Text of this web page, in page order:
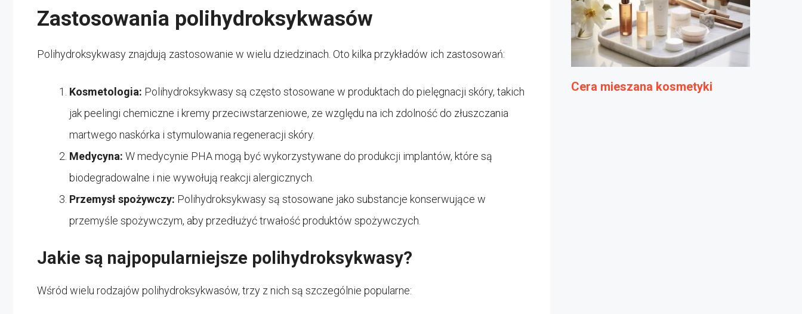
Zastosowania polihydroksykwasów
Polihydroksykwasy znajdują zastosowanie w wielu dziedzinach. Oto kilka przykładów ich zastosowań:
Kosmetologia: Polihydroksykwasy są często stosowane w produktach do pielęgnacji skóry, takich
jak peelingi chemiczne i kremy przeciwstarzeniowe, ze względu na ich zdolność do złuszczania
martwego naskórka i stymulowania regeneracji skóry.
Medycyna: W medycynie PHA mogą być wykorzystywane do produkcji implantów, które są
biodegradowalne i nie wywołują reakcji alergicznych.
Przemysł spożywczy: Polihydroksykwasy są stosowane jako substancje konserwujące w
przemyśle spożywczym, aby przedłużyć trwałość produktów spożywczych.
Jakie są najpopularniejsze polihydroksykwasy?
Wśród wielu rodzajów polihydroksykwasów, trzy z nich są szczególnie popularne:
Cera mieszana kosmetyki